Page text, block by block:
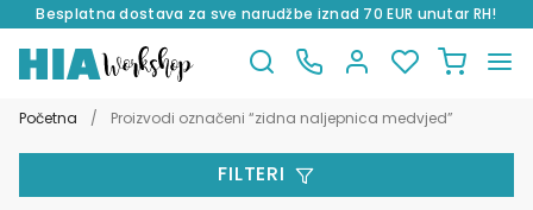
Besplatna dostava za sve narudžbe iznad 70 EUR unutar RH!
na
do
Početna / Proizvodi označeni “zidna naljepnica medvjed”
FILTERI